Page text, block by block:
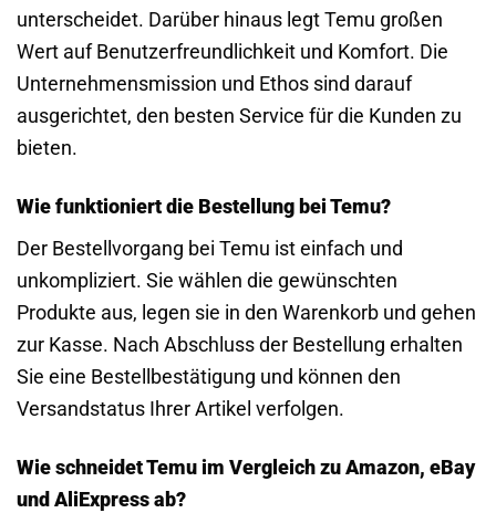
unterscheidet. Darüber hinaus legt Temu großen
Wert auf Benutzerfreundlichkeit und Komfort. Die
Unternehmensmission und Ethos sind darauf
ausgerichtet, den besten Service für die Kunden zu
bieten.
Wie funktioniert die Bestellung bei Temu?
Der Bestellvorgang bei Temu ist einfach und
unkompliziert. Sie wählen die gewünschten
Produkte aus, legen sie in den Warenkorb und gehen
zur Kasse. Nach Abschluss der Bestellung erhalten
Sie eine Bestellbestätigung und können den
Versandstatus Ihrer Artikel verfolgen.
Wie schneidet Temu im Vergleich zu Amazon, eBay
und AliExpress ab?